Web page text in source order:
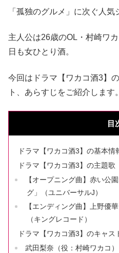
「孤独のグルメ」に次ぐ人気
主人公は26歳のOL・村崎ワ
日も女ひとり酒。
今回はドラマ【ワカコ酒3】
ト、あらすじをご紹介します。
目
ドラマ【ワカコ酒3】の基本情
ドラマ【ワカコ酒3】の主題歌
【オープニング曲】赤い公
グ」（ユニバーサルJ）
【エンディング曲】上野優
（キングレコード）
ドラマ【ワカコ酒3】のキャス
武田梨奈（役：村崎ワカコ）